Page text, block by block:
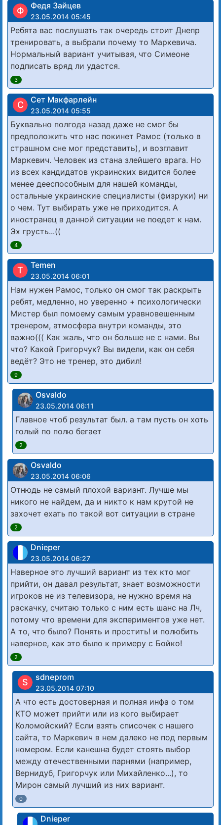
Ф Федя Зайцев
23.05.2014 05:45
Ребята вас послушать так очередь стоит Днепр
тренировать, а выбрали почему то Маркевича.
Нормальный вариант учитывая, что Симеоне
подписать вряд ли удастся.
3
С Сет Макфарлейн
23.05.2014 05:55
Буквально полгода назад даже не смог бы
предположить что нас покинет Рамос (только в
страшном сне мог представить), и возглавит
Маркевич. Человек из стана злейшего врага. Но
из всех кандидатов украинских видится более
менее дееспособным для нашей команды,
остальные украинские специалисты (физруки) ни
о чем. Тут выбирать уже не приходится. А
иностранец в данной ситуации не поедет к нам.
Эх грусть...((
4
T Temen
23.05.2014 06:01
Нам нужен Рамос, только он смог так раскрыть
ребят, медленно, но уверенно + психологически
Мистер был помоему самым уравновешенным
тренером, атмосфера внутри команды, это
важно((( Как жаль, что он больше не с нами. Вы
что? Какой Григорчук? Вы видели, как он себя
ведёт? Это не тренер, это дибил!
9
Osvaldo
23.05.2014 06:11
Главное чтоб результат был. а там пусть он хоть
голый по полю бегает
2
Osvaldo
23.05.2014 06:06
Отнюдь не самый плохой вариант. Лучше мы
никого не найдем, да и никто к нам крутой не
захочет ехать по такой вот ситуации в стране
2
Dnieper
23.05.2014 06:27
Наверное это лучший вариант из тех кто мог
прийти, он давал результат, знает возможности
игроков не из телевизора, не нужно время на
раскачку, считаю только с ним есть шанс на Лч,
потому что времени для экспериментов уже нет.
А то, что было? Понять и простить! и полюбить
наверное, как это было к примеру с Бойко!
2
S sdneprom
23.05.2014 07:10
А что есть достоверная и полная инфа о том
КТО может прийти или из кого выбирает
Коломойский? Если взять списочек с нашего
сайта, то Маркевич в нем далеко не под первым
номером. Если канешна будет стоять выбор
между отечественными парнями (например,
Вернидуб, Григорчук или Михайленко...), то
Мирон самый лучший из них вариант.
0
Dnieper